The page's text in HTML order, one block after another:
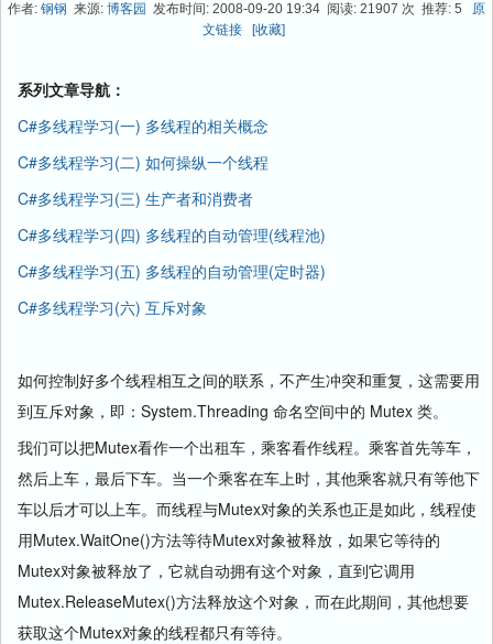
作者: 钢钢 来源: 博客园 发布时间: 2008-09-20 19:34 阅读: 21907 次 推荐: 5 原
文链接
[收藏]
系列文章导航：
C#多线程学习(一) 多线程的相关概念
C#多线程学习(二) 如何操纵一个线程
C#多线程学习(三) 生产者和消费者
C#多线程学习(四) 多线程的自动管理(线程池)
C#多线程学习(五) 多线程的自动管理(定时器)
C#多线程学习(六) 互斥对象
如何控制好多个线程相互之间的联系，不产生冲突和重复，这需要用
到互斥对象，即：System.Threading 命名空间中的 Mutex 类。
我们可以把Mutex看作一个出租车，乘客看作线程。乘客首先等车，
然后上车，最后下车。当一个乘客在车上时，其他乘客就只有等他下
车以后才可以上车。而线程与Mutex对象的关系也正是如此，线程使
用Mutex.WaitOne()方法等待Mutex对象被释放，如果它等待的
Mutex对象被释放了，它就自动拥有这个对象，直到它调用
Mutex.ReleaseMutex()方法释放这个对象，而在此期间，其他想要
获取这个Mutex对象的线程都只有等待。